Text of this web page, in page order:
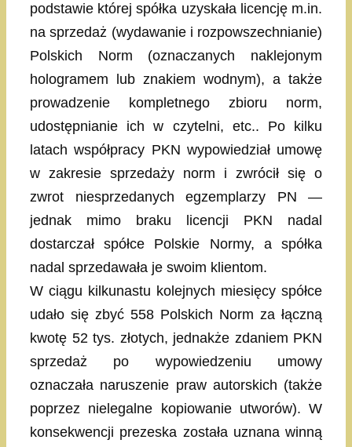
podstawie której spółka uzyskała licencję m.in.
na sprzedaż (wydawanie i rozpowszechnianie)
Polskich Norm (oznaczanych naklejonym
hologramem lub znakiem wodnym), a także
prowadzenie kompletnego zbioru norm,
udostępnianie ich w czytelni, etc.. Po kilku
latach współpracy PKN wypowiedział umowę
w zakresie sprzedaży norm i zwrócił się o
zwrot niesprzedanych egzemplarzy PN —
jednak mimo braku licencji PKN nadal
dostarczał spółce Polskie Normy, a spółka
nadal sprzedawała je swoim klientom.
W ciągu kilkunastu kolejnych miesięcy spółce
udało się zbyć 558 Polskich Norm za łączną
kwotę 52 tys. złotych, jednakże zdaniem PKN
sprzedaż po wypowiedzeniu umowy
oznaczała naruszenie praw autorskich (także
poprzez nielegalne kopiowanie utworów). W
konsekwencji prezeska została uznana winną